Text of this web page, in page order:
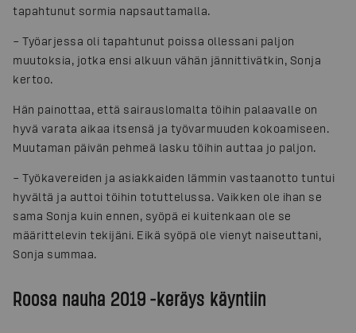
tapahtunut sormia napsauttamalla.
– Työarjessa oli tapahtunut poissa ollessani paljon
muutoksia, jotka ensi alkuun vähän jännittivätkin, Sonja
kertoo.
Hän painottaa, että sairauslomalta töihin palaavalle on
hyvä varata aikaa itsensä ja työvarmuuden kokoamiseen.
Muutaman päivän pehmeä lasku töihin auttaa jo paljon.
– Työkavereiden ja asiakkaiden lämmin vastaanotto tuntui
hyvältä ja auttoi töihin totuttelussa. Vaikken ole ihan se
sama Sonja kuin ennen, syöpä ei kuitenkaan ole se
määrittelevin tekijäni. Eikä syöpä ole vienyt naiseuttani,
Sonja summaa.
Roosa nauha 2019 -keräys käyntiin